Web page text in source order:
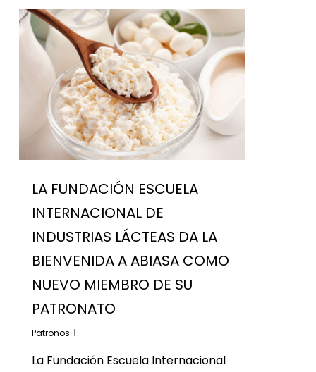
LA FUNDACIÓN ESCUELA
INTERNACIONAL DE
INDUSTRIAS LÁCTEAS DA LA
BIENVENIDA A ABIASA COMO
NUEVO MIEMBRO DE SU
PATRONATO
Patronos
La Fundación Escuela Internacional